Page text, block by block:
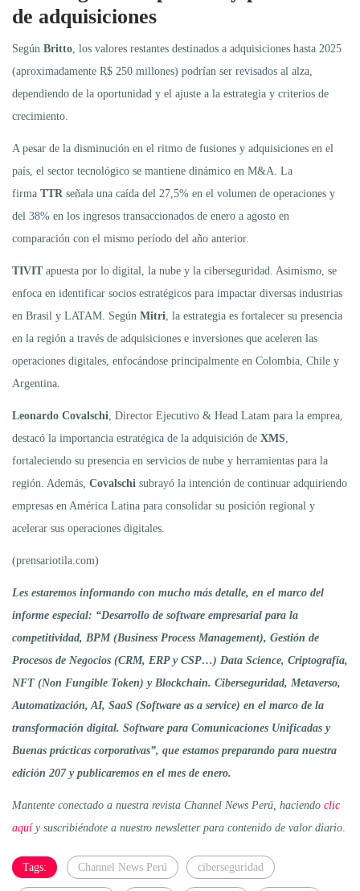
de adquisiciones
Según Britto , los valores restantes destinados a adquisiciones hasta 2025
(aproximadamente R$ 250 millones) podrían ser revisados al alza,
dependiendo de la oportunidad y el ajuste a la estrategia y criterios de
crecimiento.
A pesar de la disminución en el ritmo de fusiones y adquisiciones en el
país, el sector tecnológico se mantiene dinámico en M&A. La
firma TTR señala una caída del 27,5% en el volumen de operaciones y
del 38% en los ingresos transaccionados de enero a agosto en
comparación con el mismo período del año anterior.
TIVIT apuesta por lo digital, la nube y la ciberseguridad. Asimismo, se
enfoca en identificar socios estratégicos para impactar diversas industrias
en Brasil y LATAM. Según Mitri , la estrategia es fortalecer su presencia
en la región a través de adquisiciones e inversiones que aceleren las
operaciones digitales, enfocándose principalmente en Colombia, Chile y
Argentina.
Leonardo Covalschi , Director Ejecutivo & Head Latam para la emprea,
destacó la importancia estratégica de la adquisición de XMS
fortaleciendo su presencia en servicios de nube y herramientas para la
región. Además, Covalschi subrayó la intención de continuar adquiriendo
empresas en América Latina para consolidar su posición regional y
acelerar sus operaciones digitales.
(prensariotila.com)
Les estaremos informando con mucho más detalle, en el marco del
informe especial: “Desarrollo de software empresarial para la
competitividad, BPM (Business Process Management), Gestión de
Procesos de Negocios (CRM, ERP y CSP…) Data Science, Criptografía,
NFT (Non Fungible Token) y Blockchain. Ciberseguridad, Metaverso,
Automatización, AI, SaaS (Software as a service) en el marco de la
transformación digital. Software para Comunicaciones Unificadas y
Buenas prácticas corporativas”, que estamos preparando para nuestra
edición 207 y publicaremos en el mes de enero.
Mantente conectado a nuestra revista Channel News Perú, haciendo clic
aquíy suscribiéndote a nuestro newsletter para contenido de valor diario
Tags: Channel News Perú ciberseguridad